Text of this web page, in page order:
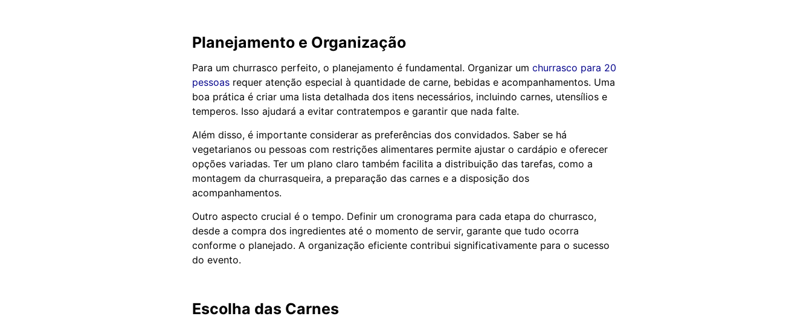
Planejamento e Organização
Para um churrasco perfeito, o planejamento é fundamental. Organizar um churrasco para 20
pessoas requer atenção especial à quantidade de carne, bebidas e acompanhamentos. Uma
boa prática é criar uma lista detalhada dos itens necessários, incluindo carnes, utensílios e
temperos. Isso ajudará a evitar contratempos e garantir que nada falte.
Além disso, é importante considerar as preferências dos convidados. Saber se há
vegetarianos ou pessoas com restrições alimentares permite ajustar o cardápio e oferecer
opções variadas. Ter um plano claro também facilita a distribuição das tarefas, como a
montagem da churrasqueira, a preparação das carnes e a disposição dos
acompanhamentos.
Outro aspecto crucial é o tempo. Definir um cronograma para cada etapa do churrasco,
desde a compra dos ingredientes até o momento de servir, garante que tudo ocorra
conforme o planejado. A organização eficiente contribui significativamente para o sucesso
do evento.
Escolha das Carnes